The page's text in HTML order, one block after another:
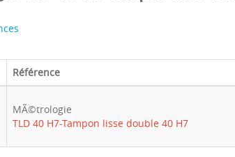
Référence
MÃ©trologie
TLD 40 H7-Tampon lisse double 40 H7